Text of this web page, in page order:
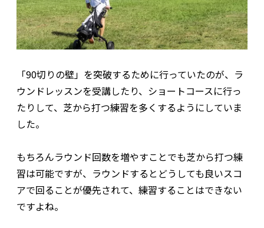
「90切りの壁」を突破するために行っていたのが、ラ
ウンドレッスンを受講したり、ショートコースに行っ
たりして、芝から打つ練習を多くするようにしていま
した。
もちろんラウンド回数を増やすことでも芝から打つ練
習は可能ですが、ラウンドするとどうしても良いスコ
アで回ることが優先されて、練習することはできない
ですよね。